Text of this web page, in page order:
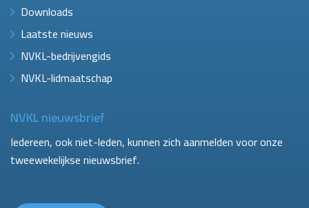
Downloads
Laatste nieuws
NVKL-bedrijvengids
NVKL-lidmaatschap
NVKL nieuwsbrief
Iedereen, ook niet-leden, kunnen zich aanmelden voor onze
tweewekelijkse nieuwsbrief.